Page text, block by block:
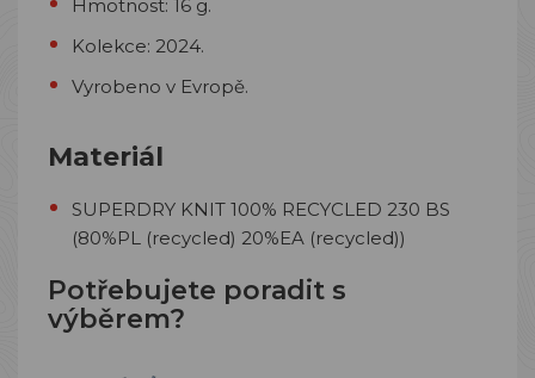
Hmotnost: 16 g.
Kolekce: 2024.
Vyrobeno v Evropě.
Materiál
SUPERDRY KNIT 100% RECYCLED 230 BS
(80%PL (recycled) 20%EA (recycled))
Potřebujete poradit s
výběrem?